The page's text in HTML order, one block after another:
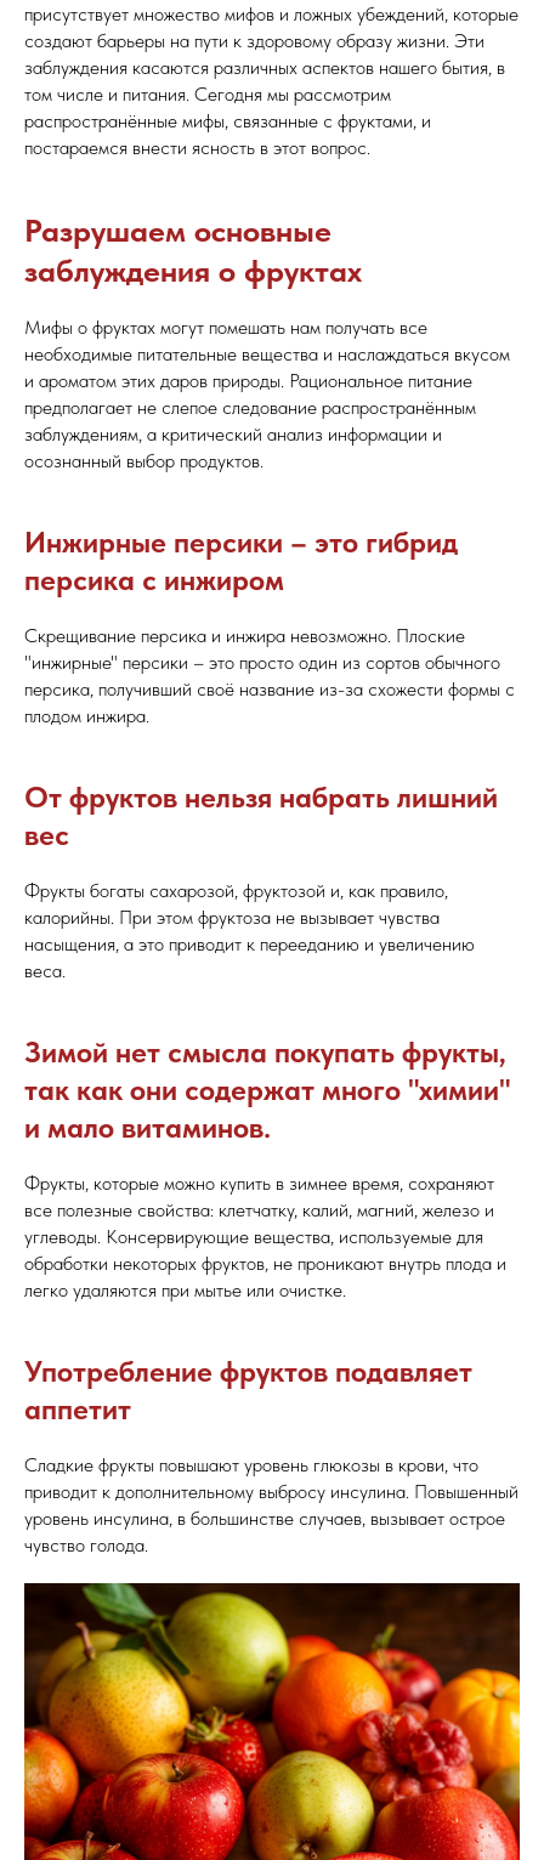
присутствует множество мифов и ложных убеждений, которые
создают барьеры на пути к здоровому образу жизни. Эти
заблуждения касаются различных аспектов нашего бытия, в
том числе и питания. Сегодня мы рассмотрим
распространённые мифы, связанные с фруктами, и
постараемся внести ясность в этот вопрос.
Разрушаем основные
заблуждения о фруктах
Мифы о фруктах могут помешать нам получать все
необходимые питательные вещества и наслаждаться вкусом
и ароматом этих даров природы. Рациональное питание
предполагает не слепое следование распространённым
заблуждениям, а критический анализ информации и
осознанный выбор продуктов.
Инжирные персики – это гибрид
персика с инжиром
Скрещивание персика и инжира невозможно. Плоские
"инжирные" персики – это просто один из сортов обычного
персика, получивший своё название из-за схожести формы с
плодом инжира.
От фруктов нельзя набрать лишний
вес
Фрукты богаты сахарозой, фруктозой и, как правило,
калорийны. При этом фруктоза не вызывает чувства
насыщения, а это приводит к перееданию и увеличению
веса.
Зимой нет смысла покупать фрукты,
так как они содержат много "химии"
и мало витаминов.
Фрукты, которые можно купить в зимнее время, сохраняют
все полезные свойства: клетчатку, калий, магний, железо и
углеводы. Консервирующие вещества, используемые для
обработки некоторых фруктов, не проникают внутрь плода и
легко удаляются при мытье или очистке.
Употребление фруктов подавляет
аппетит
Сладкие фрукты повышают уровень глюкозы в крови, что
приводит к дополнительному выбросу инсулина. Повышенный
уровень инсулина, в большинстве случаев, вызывает острое
чувство голода.